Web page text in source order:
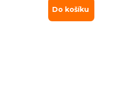
Do košíku